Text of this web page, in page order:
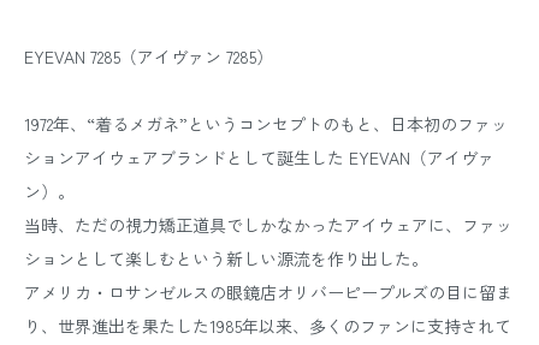
EYEVAN 7285（アイヴァン 7285）
1972年、“着るメガネ”というコンセプトのもと、日本初のファッ
ションアイウェアブランドとして誕生した EYEVAN（アイヴァ
ン）。
当時、ただの視力矯正道具でしかなかったアイウェアに、ファッ
ションとして楽しむという新しい源流を作り出した。
アメリカ・ロサンゼルスの眼鏡店オリバーピープルズの目に留ま
り、世界進出を果たした1985年以来、多くのファンに支持されて